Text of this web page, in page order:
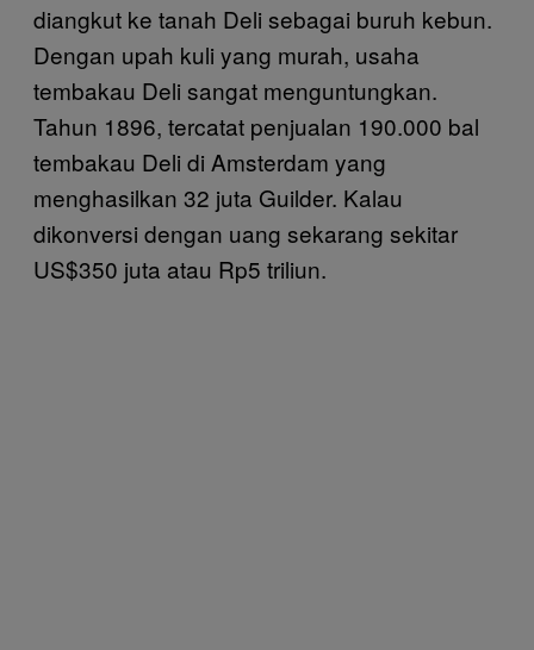
diangkut ke tanah Deli sebagai buruh kebun.
Dengan upah kuli yang murah, usaha
tembakau Deli sangat menguntungkan.
Tahun 1896, tercatat penjualan 190.000 bal
tembakau Deli di Amsterdam yang
menghasilkan 32 juta Guilder. Kalau
dikonversi dengan uang sekarang sekitar
US$350 juta atau Rp5 triliun.